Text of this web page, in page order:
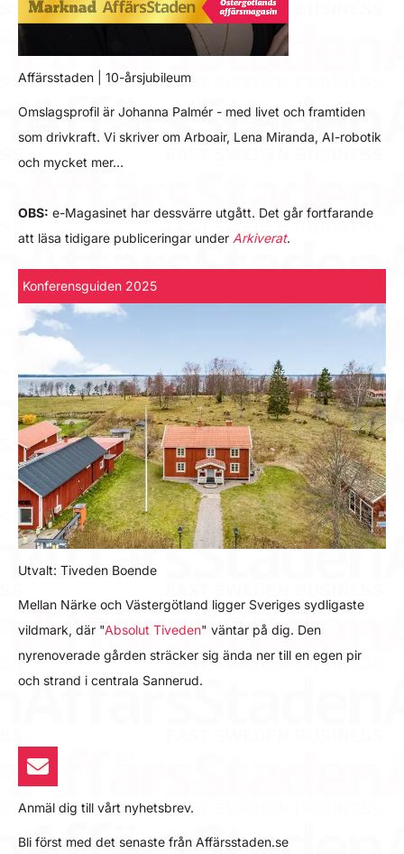
Affärsstaden | 10-årsjubileum
Omslagsprofil är Johanna Palmér - med livet och framtiden
som drivkraft. Vi skriver om Arboair, Lena Miranda, AI-robotik
och mycket mer…
OBS: e-Magasinet har dessvärre utgått. Det går fortfarande
att läsa tidigare publiceringar under Arkiverat.
Konferensguiden 2025
Utvalt: Tiveden Boende
Mellan Närke och Västergötland ligger Sveriges sydligaste
vildmark, där "Absolut Tiveden" väntar på dig. Den
nyrenoverade gården sträcker sig ända ner till en egen pir
och strand i centrala Sannerud.
Anmäl dig till vårt nyhetsbrev.
Bli först med det senaste från Affärsstaden.se